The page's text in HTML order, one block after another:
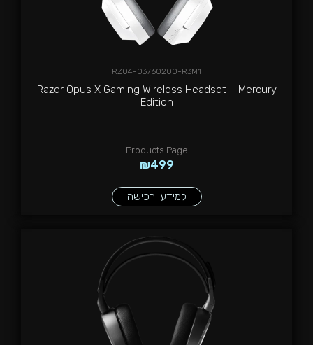
RZ04-03760200-R3M1
Razer Opus X Gaming Wireless Headset – Mercury
Edition
₪499
Products Page
למידע ורכישה